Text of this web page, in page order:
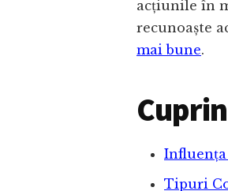
acțiunile în
recunoaște
mai bune.
Tipuri